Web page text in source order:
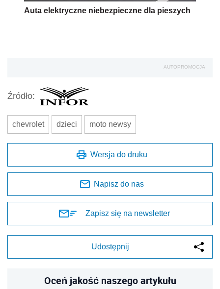
Auta elektryczne niebezpieczne dla pieszych
AUTOPROMOCJA
Źródło:
chevrolet dzieci moto newsy
Wersja do druku
Napisz do nas
Zapisz się na newsletter
Udostępnij
Oceń jakość naszego artykułu